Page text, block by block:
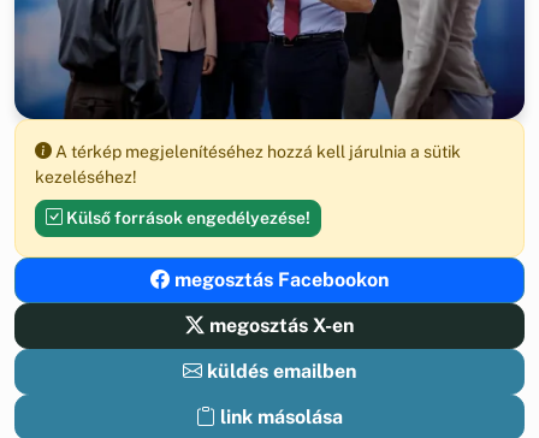
A térkép megjelenítéséhez hozzá kell járulnia a sütik
kezeléséhez!
Külső források engedélyezése!
megosztás Facebookon
megosztás X-en
küldés emailben
link másolása